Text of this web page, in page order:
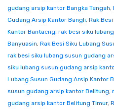
gudang arsip kantor Bangka Tengah,
Gudang Arsip Kantor Bangli, Rak
Kantor Bantaeng, rak besi siku
Banyuasin, Rak Besi Siku Lubang
rak besi siku lubang susun gudang
siku lubang susun gudang arsip
Lubang Susun Gudang Arsip Kantor
susun gudang arsip kantor Belitung,
gudang arsip kantor Belitung Timur,